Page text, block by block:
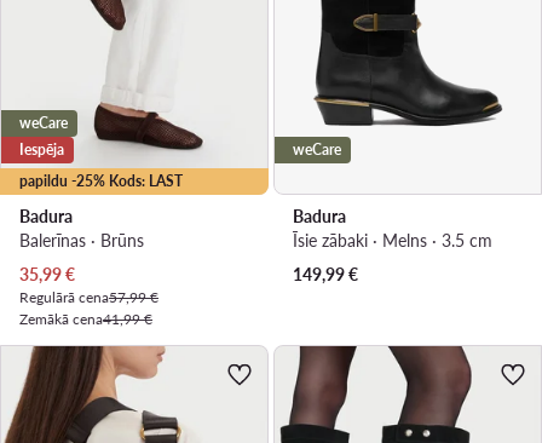
papildu -25% Kods: LAST
weCare
Iespēja
Badura
Balerīnas · Brūns
Pašreizējā cena
35,99€
Regulārā cena57,99 €
Zemākā cena41,99 €
weCare
Badura
Īsie zābaki · Melns · 3.5 cm
149,99€